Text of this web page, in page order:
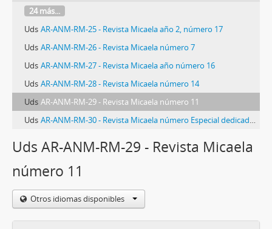
24 más...
Uds AR-ANM-RM-25 - Revista Micaela año 2, número 17
Uds AR-ANM-RM-26 - Revista Micaela número 7
Uds AR-ANM-RM-27 - Revista Micaela año número 16
Uds AR-ANM-RM-28 - Revista Micaela número 14
Uds AR-ANM-RM-29 - Revista Micaela número 11
Uds AR-ANM-RM-30 - Revista Micaela número Especial dedicado al Pueblo Nicaragüense
Uds AR-ANM-RM-29 - Revista Micaela
número 11
Otros idiomas disponibles